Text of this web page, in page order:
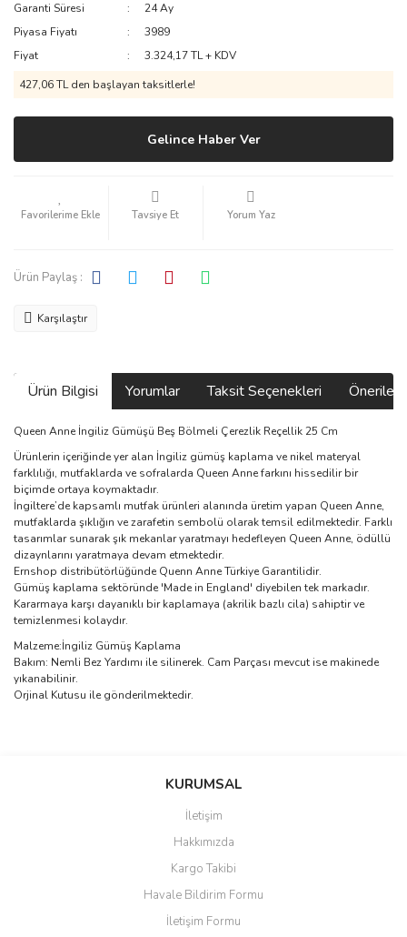
Garanti Süresi
24 Ay
Piyasa Fiyatı
3989
Fiyat
3.324,17 TL + KDV
427,06 TL den başlayan taksitlerle!
Gelince Haber Ver
Tavsiye Et Yorum Yaz
Ürün Paylaş :
Karşılaştır
Ürün Bilgisi Yorumlar Taksit Seçenekleri
Queen Anne İngiliz Gümüşü Beş Bölmeli Çerezlik Reçellik 25 Cm
Ürünlerin içeriğinde yer alan İngiliz gümüş kaplama ve nikel materyal
farklılığı, mutfaklarda ve sofralarda Queen Anne farkını hissedilir bir
biçimde ortaya koymaktadır.
İngiltere’de kapsamlı mutfak ürünleri alanında üretim yapan Queen Anne,
mutfaklarda şıklığın ve zarafetin sembolü olarak temsil edilmektedir. Farklı
tasarımlar sunarak şık mekanlar yaratmayı hedefleyen Queen Anne, ödüllü
dizaynlarını yaratmaya devam etmektedir.
Ernshop distribütörlüğünde Quenn Anne Türkiye Garantilidir.
Gümüş kaplama sektöründe 'Made in England' diyebilen tek markadır.
Kararmaya karşı dayanıklı bir kaplamaya (akrilik bazlı cila) sahiptir ve
temizlenmesi kolaydır.
Malzeme:İngiliz Gümüş Kaplama
Bakım: Nemli Bez Yardımı ile silinerek. Cam Parçası mevcut ise makinede
yıkanabilinir.
Orjinal Kutusu ile gönderilmektedir.
Bu ürüne ilk yorumu siz yapın!
Ürün resmi kalitesiz, bozuk veya görüntülenemiyor.
Ürün açıklamasında eksik bilgiler bulunuyor.
Ürün bilgilerinde hatalar bulunuyor.
Ürün fiyatı diğer sitelerden daha pahalı.
KURUMSAL
İletişim
Hakkımızda
Kargo Takibi
Havale Bildirim Formu
İletişim Formu